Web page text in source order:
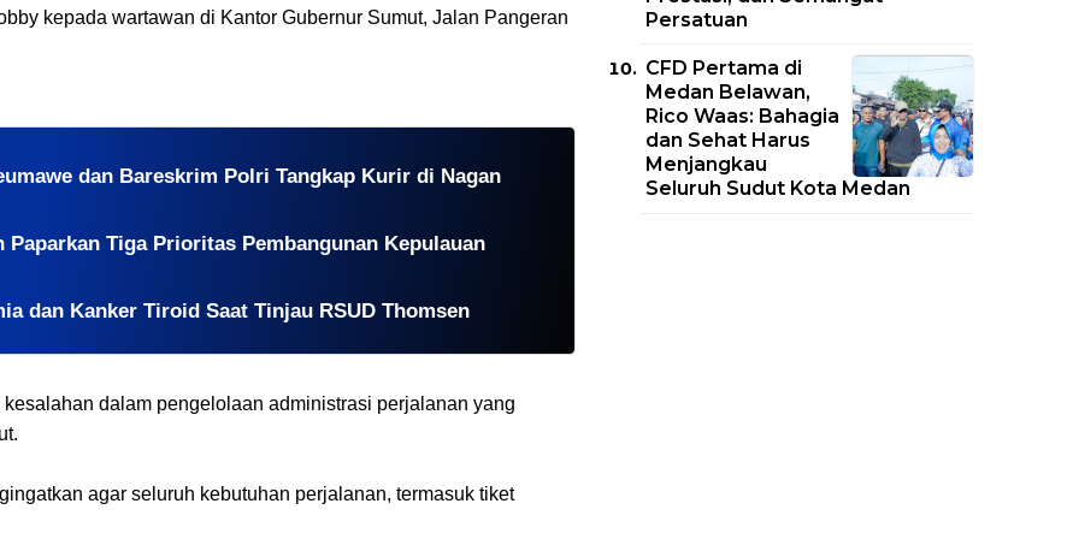
kepada wartawan di Kantor Gubernur Sumut, Jalan Pangeran
dan Bareskrim Polri Tangkap Kurir di Nagan
Tiga Prioritas Pembangunan Kepulauan
dan Kanker Tiroid Saat Tinjau RSUD Thomsen
dalam pengelolaan administrasi perjalanan yang
agar seluruh kebutuhan perjalanan, termasuk tiket
Persatuan
CFD Pertama di
Medan Belawan,
Rico Waas: Bahagia
dan Sehat Harus
Menjangkau
Seluruh Sudut Kota Medan